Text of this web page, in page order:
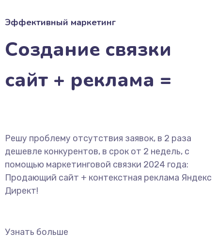
Эффективный маркетинг
Создание связки
сайт + реклама =
Решу проблему отсутствия заявок, в 2 раза
дешевле конкурентов, в срок от 2 недель, с
помощью маркетинговой связки 2024 года:
Продающий сайт + контекстная реклама Яндекс
Директ!
Узнать больше